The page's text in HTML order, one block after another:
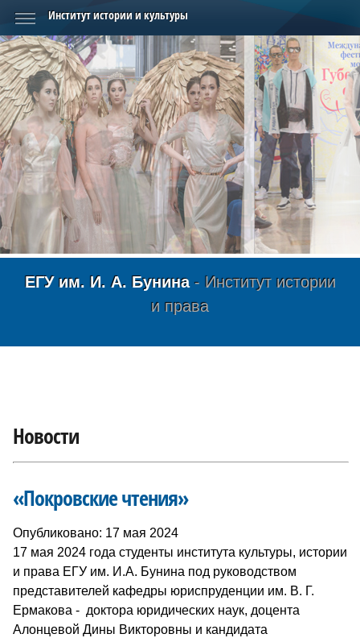
ЕГУ им. И. А. Бунина- Институт истории
и права
Новости
«Покровские чтения»
Опубликовано: 17 мая 2024
17 мая 2024 года студенты института культуры, истории
и права ЕГУ им. И.А. Бунина под руководством
представителей кафедры юриспруденции им. В. Г.
Ермакова - доктора юридических наук, доцента
Алонцевой Дины Викторовны и кандидата
Институт истории и культуры